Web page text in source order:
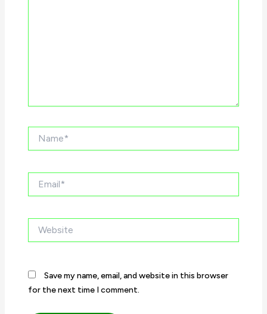
Save my name, email, and website in this browser
for the next time I comment.